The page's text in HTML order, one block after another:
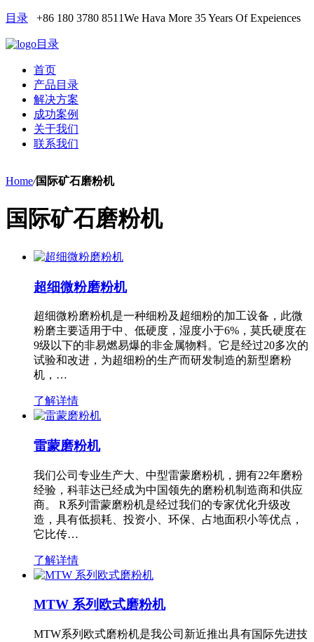
目录 +86 180 3780 8511We Hava More 35 Years Of Expeiences
目录
首页
产品目录
解决方案
成功案例
关于我们
联系我们
Home/国际矿石磨粉机
国际矿石磨粉机
超细微粉磨粉机
超细微粉磨粉机是一种细粉及超细粉的加工设备，此微
粉磨主要适用于中、低硬度，湿度小于6%，莫氏硬度在
9级以下的非易燃易爆的非金属物料。它是经过20多次的
试验和改进，为超细粉的生产而研发制造的新型磨粉
机，…
了解详情
雷蒙磨粉机
我们公司专业生产大、中型雷蒙磨粉机，拥有22年磨粉
经验，科菲达已经成为中国领先的磨粉机制造商和供应
商。 R系列雷蒙磨粉机是经过我们的专家优化升级改
造，具有低损耗、投资小、环保、占地面积小等优点，
它比传…
了解详情
MTW 系列欧式磨粉机
MTW系列欧式磨粉机是我公司新近推出具有国际先进技